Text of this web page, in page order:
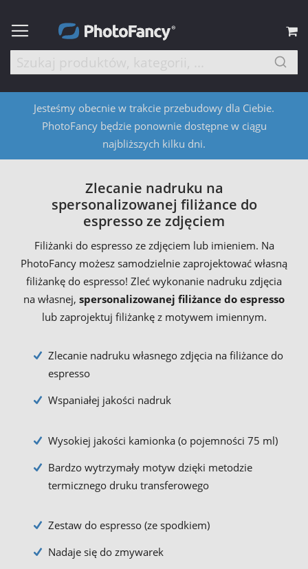
Jesteśmy obecnie w trakcie przebudowy dla Ciebie.
PhotoFancy będzie ponownie dostępne w ciągu
najbliższych kilku dni.
Zlecanie nadruku na
spersonalizowanej filiżance do
espresso ze zdjęciem
Filiżanki do espresso ze zdjęciem lub imieniem. Na
PhotoFancy możesz samodzielnie zaprojektować własną
filiżankę do espresso! Zleć wykonanie nadruku zdjęcia
na własnej, spersonalizowanej filiżance do espresso
lub zaprojektuj filiżankę z motywem imiennym.
Zlecanie nadruku własnego zdjęcia na filiżance do
espresso
Wspaniałej jakości nadruk
Wysokiej jakości kamionka (o pojemności 75 ml)
Bardzo wytrzymały motyw dzięki metodzie
termicznego druku transferowego
Zestaw do espresso (ze spodkiem)
Nadaje się do zmywarek